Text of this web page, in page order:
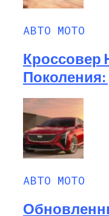
АВТО МОТО
Кроссовер
АВТО МОТО